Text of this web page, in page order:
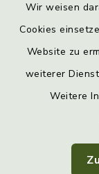
Wir weisen
Cookies
Website zu
weiterer
Weitere